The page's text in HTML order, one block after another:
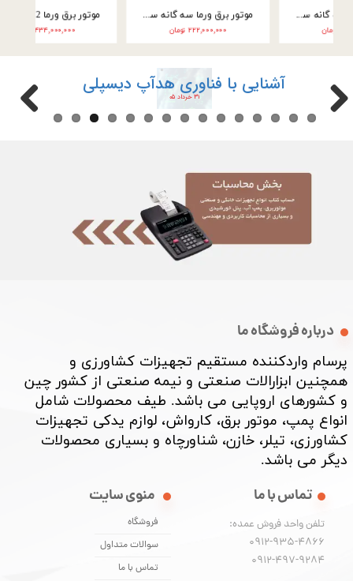
موتور برق ورما سه گانه سوز 9.5 کیلووات تک فاز VM25000E3-2F موتور برق ورما سه گانه سوز 9.5 کیلووات سه فاز VM25000E3
آشنایی با فناوری هدآپ دیسپلی
۳۱ خرداد ۰۵
درباره فروشگاه ما
پرسام واردکننده مستقیم تجهیزات کشاورزی و
همچنین ابزارالات صنعتی و نیمه صنعتی از کشور چین
و کشورهای اروپایی می باشد. طیف محصولات شامل
انواع پمپ، موتور برق، کارواش، لوازم یدکی تجهیزات
کشاورزی، تیلر، خازن، شناورچاه و بسیاری محصولات
دیگر می باشد. ​​​​​​​
منوی سایت
فروشگاه
سوالات متداول
تماس با ما
تماس با ما
تلفن واحد فروش عمده:
0912-935-4866
​​​​​​​0912-497-9284